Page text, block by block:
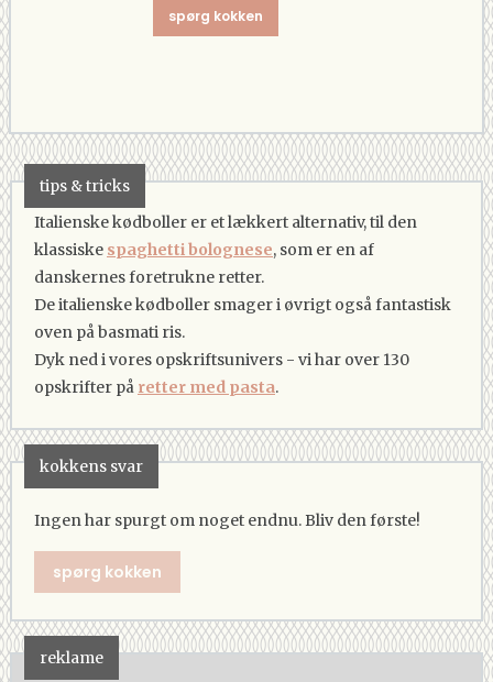
spørg kokken
tips & tricks
Italienske kødboller er et lækkert alternativ, til den
klassiske spaghetti bolognese, som er en af
danskernes foretrukne retter.
De italienske kødboller smager i øvrigt også fantastisk
oven på basmati ris.
Dyk ned i vores opskriftsunivers - vi har over 130
opskrifter på retter med pasta.
kokkens svar
Ingen har spurgt om noget endnu. Bliv den første!
spørg kokken
reklame